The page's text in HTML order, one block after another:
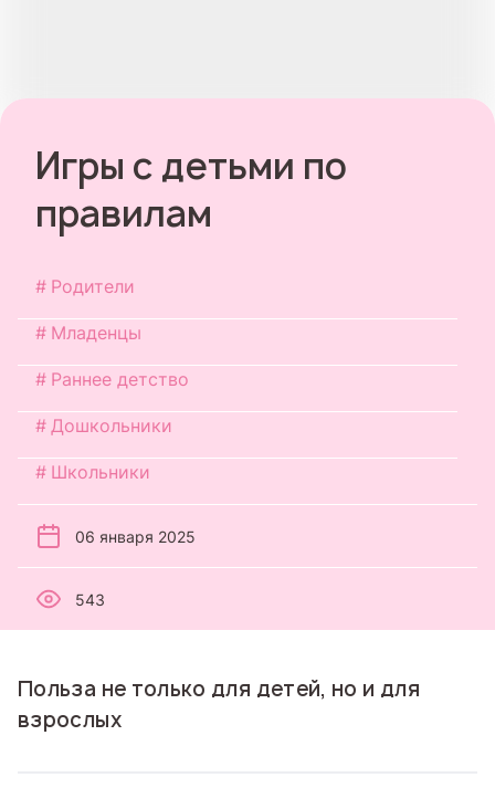
Игры с детьми по
правилам
Родители
Младенцы
Раннее детство
Дошкольники
Школьники
06 января 2025
543
Польза не только для детей, но и для
взрослых